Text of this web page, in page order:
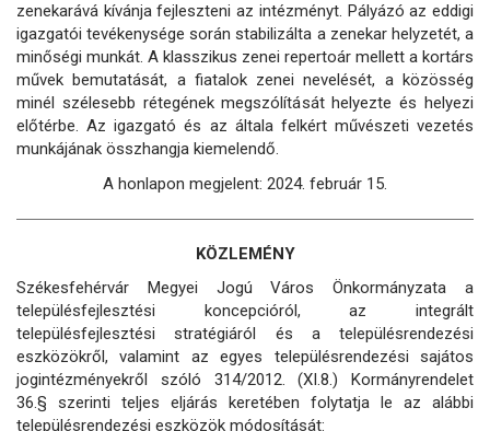
zenekarává kívánja fejleszteni az intézményt. Pályázó az eddigi
igazgatói tevékenysége során stabilizálta a zenekar helyzetét, a
minőségi munkát. A klasszikus zenei repertoár mellett a kortárs
művek bemutatását, a fiatalok zenei nevelését, a közösség
minél szélesebb rétegének megszólítását helyezte és helyezi
előtérbe. Az igazgató és az általa felkért művészeti vezetés
munkájának összhangja kiemelendő.
A honlapon megjelent: 2024. február 15.
KÖZLEMÉNY
Székesfehérvár Megyei Jogú Város Önkormányzata a
településfejlesztési koncepcióról, az integrált
településfejlesztési stratégiáról és a településrendezési
eszközökről, valamint az egyes településrendezési sajátos
jogintézményekről szóló 314/2012. (XI.8.) Kormányrendelet
36.§ szerinti teljes eljárás keretében folytatja le az alábbi
településrendezési eszközök módosítását: